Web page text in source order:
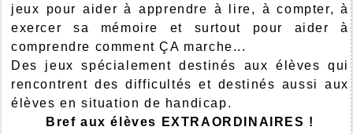
jeux pour aider à apprendre à lire, à compter, à
exercer sa mémoire et surtout pour aider à
comprendre comment ÇA marche...
Des jeux spécialement destinés aux élèves qui
rencontrent des difficultés et destinés aussi aux
élèves en situation de handicap.
Bref aux élèves EXTRAORDINAIRES !